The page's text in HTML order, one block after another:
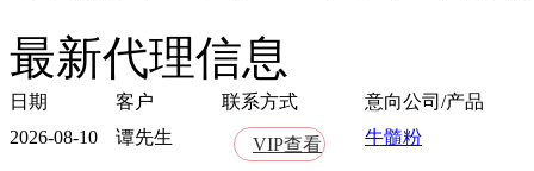
最新代理信息
日期 客户 联系方式
意向公司/产品
2026-08-10
谭先生 VIP查看 牛髓粉